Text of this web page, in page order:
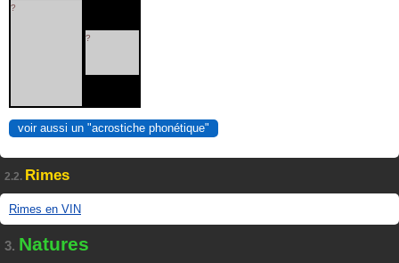
?
?
voir aussi un "acrostiche phonétique"
2.2. Rimes
Rimes en VIN
3. Natures